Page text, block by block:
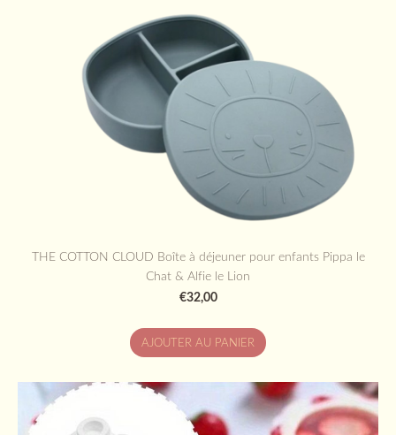
THE COTTON CLOUD Boîte à déjeuner pour enfants Pippa le
Chat & Alfie le Lion
€32,00
AJOUTER AU PANIER